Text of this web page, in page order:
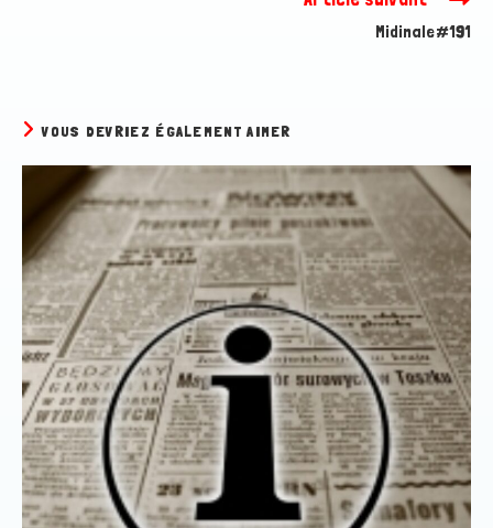
Midinale#191
VOUS DEVRIEZ ÉGALEMENT AIMER